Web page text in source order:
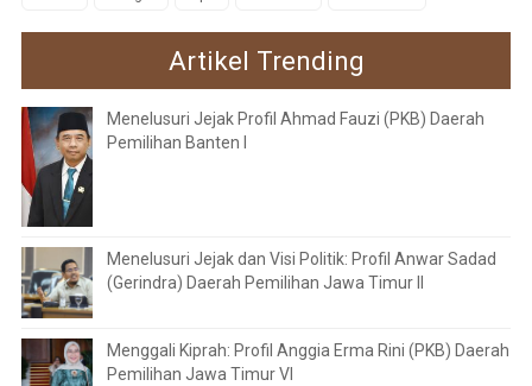
Artikel Trending
Menelusuri Jejak Profil Ahmad Fauzi (PKB) Daerah
Pemilihan Banten I
Menelusuri Jejak dan Visi Politik: Profil Anwar Sadad
(Gerindra) Daerah Pemilihan Jawa Timur II
Menggali Kiprah: Profil Anggia Erma Rini (PKB) Daerah
Pemilihan Jawa Timur VI